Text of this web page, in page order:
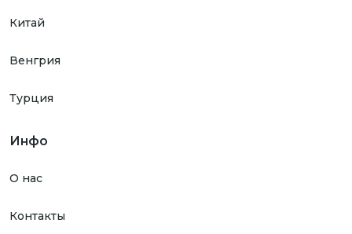
Китай
Венгрия
Турция
Инфо
О нас
Контакты